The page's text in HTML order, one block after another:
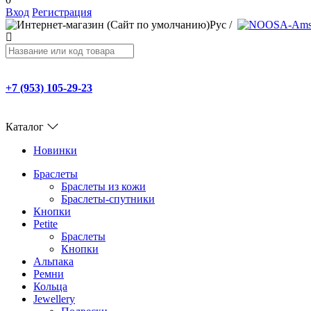
Вход Регистрация
Рус /
+7 (953) 105-29-23
Каталог
Новинки
Браслеты
Браслеты из кожи
Браслеты-спутники
Кнопки
Petite
Браслеты
Кнопки
Альпака
Ремни
Кольца
Jewellery